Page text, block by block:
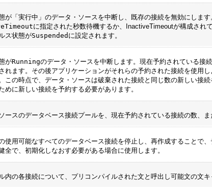
が 「実行中」のデータ・ソースを中断し、既存の接続を無効にしま
に指定された秒数待機するか、InactiveTimeoutが構成され
ス状態がSuspended に設定されます。
がRunningのデータ・ソースを中断します。現在予約されている接
れます。その後アプリケーションがそれらの予約された接続を使用
この時点で、データ・ソースは破棄された接続と同じ数の新しい接
めに新しい接続を予約する必要があります。
ースのデータベース接続プールを、現在予約されている接続の数、
使用可能なすべてのデータベース接続を停止し、再作成することで
全で、初期化しなおす必要がある場合に使用します。
内の各接続について、プリコンパイルされた文と呼出し可能文の文キ